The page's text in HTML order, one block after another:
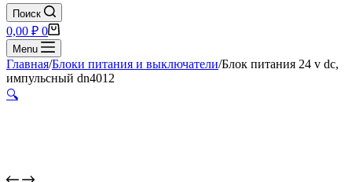
Поиск
Корзина
0,00 ₽ 0
Menu
Главная/Блоки питания и выключатели/Блок питания 24 v dc,
импульсный dn4012
🔍